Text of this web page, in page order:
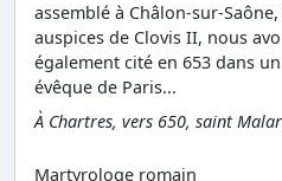
assemblé à Châlon-sur-
auspices de Clovis II, nous
également cité en 653 dans
évêque de Paris...
À Chartres, vers 650, saint
Martyrologe romain